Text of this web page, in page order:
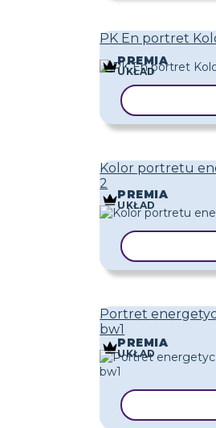
PK En portret
PREMIA
UKŁAD
Kolor portretu
2
PREMIA
UKŁAD
Portret
bw1
PREMIA
UKŁAD